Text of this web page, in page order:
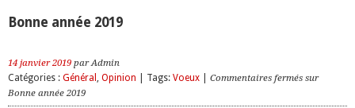
Bonne année 2019
14 janvier 2019 par Admin
Catégories : Général , Opinion | Tags: Voeux Commentaires fermés sur
Bonne année 2019